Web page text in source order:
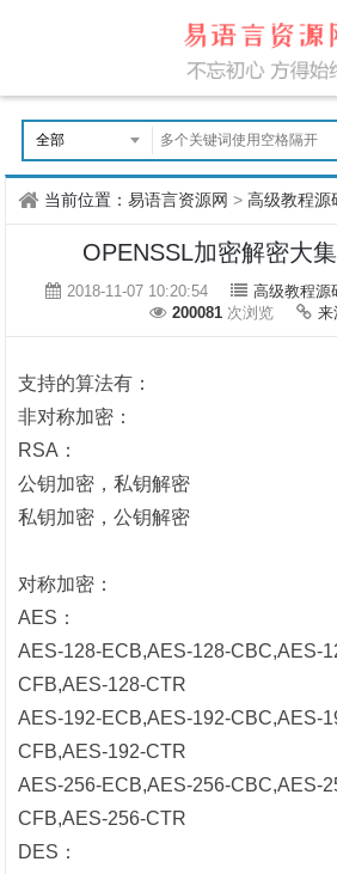
当前位置：易语言资源网 >高级教程源
OPENSSL加密解密大
2018-11-07 10:20:54
高级教程源
200081 次浏览 来
支持的算法有：
非对称加密：
RSA：
公钥加密，私钥解密
私钥加密，公钥解密
对称加密：
AES：
AES-128-ECB,AES-128-CBC,AES-
CFB,AES-128-CTR
AES-192-ECB,AES-192-CBC,AES-
CFB,AES-192-CTR
AES-256-ECB,AES-256-CBC,AES-
CFB,AES-256-CTR
DES：